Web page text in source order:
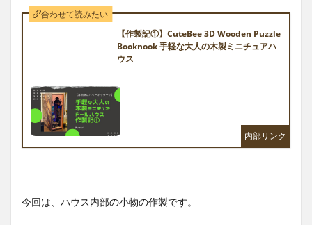
合わせて読みたい
【作製記①】CuteBee 3D Wooden Puzzle
Booknook 手軽な大人の木製ミニチュアハ
ウス
今回は、ハウス内部の小物の作製です。